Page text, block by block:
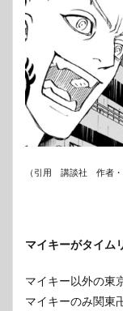
（引用 講談社 作者・
マイキーがタイム
マイキー以外の東
マイキーのみ関東